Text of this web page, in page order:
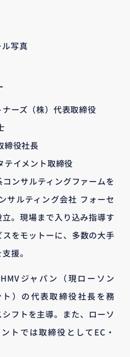
ーズ（株）代表取締役
締役社長
テイメント取締役
ンサルティングファームを
サルティング会社 フォーセ
。現場まで入り込み指導す
をモットーに、多数の大手
援。
ジャパン（現ローソン
）の代表取締役社長を務
フトを主導。また、ローソ
トでは取締役としてEC・